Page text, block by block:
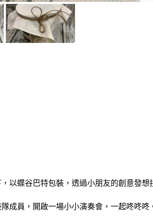
以蝶谷巴特包裝，透過小朋友的創意發想
成員，開啟一場小小演奏會，一起咚咚咚